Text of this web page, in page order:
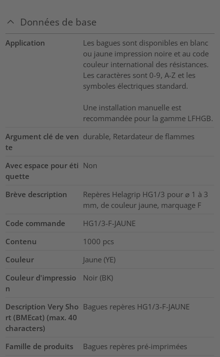
Données de base
Application
Les bagues sont disponibles en blanc
ou jaune impression noire et au code
couleur international des résistances.
Les caractères sont 0-9, A-Z et les
symboles électriques standard.
Une installation manuelle est
recommandée pour la gamme LFHGB.
Argument clé de ven
te
durable, Retardateur de flammes
Avec espace pour éti
quette
Non
Brève description
Repères Helagrip HG1/3 pour ⌀ 1 à 3
mm, de couleur jaune, marquage F
Code commande
HG1/3-F-JAUNE
Contenu
1000 pcs
Couleur
Jaune (YE)
Couleur d'impressio
n
Noir (BK)
Description Very Sho
rt (BMEcat) (max. 40
characters)
Bagues repères HG1/3-F-JAUNE
Famille de produits
Bagues repères pré-imprimées